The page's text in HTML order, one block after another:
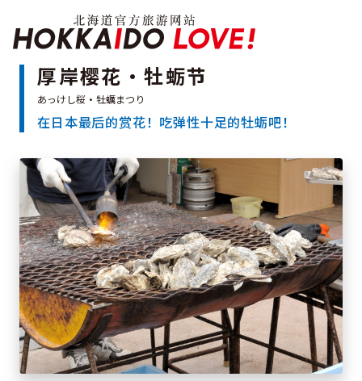
特辑
活动祭典
推荐行程
区域指南
美食
预约
交通
北海道简介
按旅游主题搜索
享受雨天
七个国立公园
邂逅美景
基础知识
厚岸樱花・牡蛎节
在日本最后的赏花！吃弹性十足的牡蛎吧！